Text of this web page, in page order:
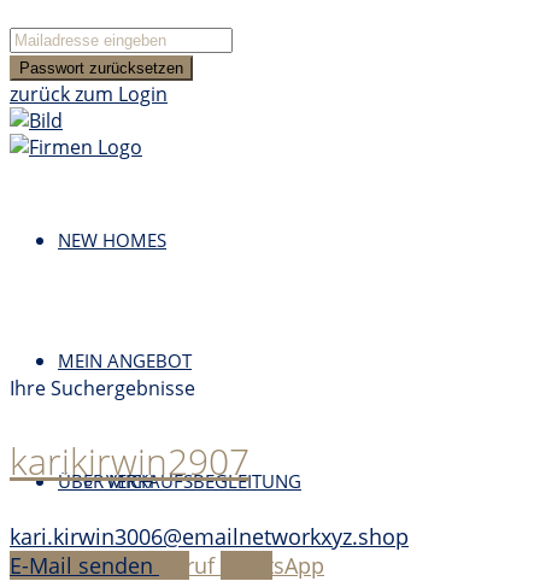
Passwort zurücksetzen
zurück zum Login
NEW HOMES
MEIN ANGEBOT
VERKAUFSBEGLEITUNG
ÜBER MICH
Ihre Suchergebnisse
karikirwin2907
kari.kirwin3006@emailnetworkxyz.shop
E-Mail senden
Anruf
WhatsApp